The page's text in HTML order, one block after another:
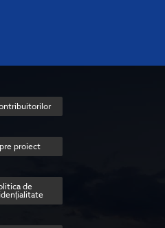
proiect
de